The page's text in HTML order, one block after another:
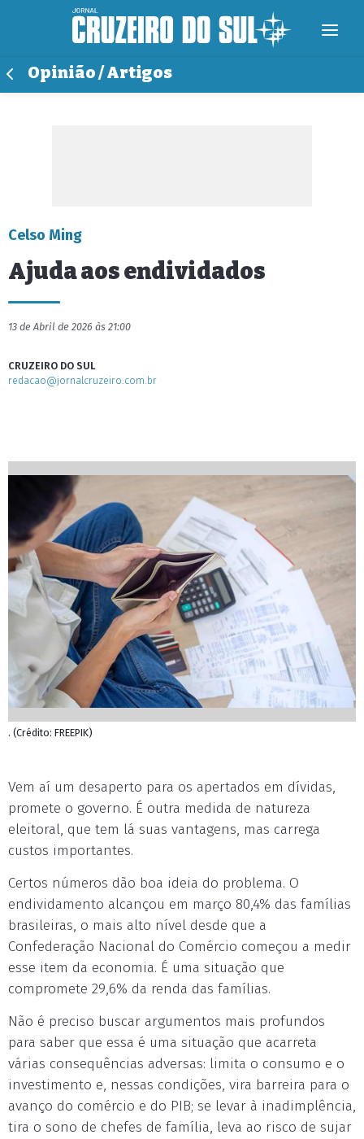
Opinião / Artigos
Celso Ming
Ajuda aos endividados
13 de Abril de 2026 às 21:00
CRUZEIRO DO SUL
redacao@jornalcruzeiro.com.br
. (Crédito: FREEPIK)
Vem aí um desaperto para os apertados em dívidas,
promete o governo. É outra medida de natureza
eleitoral, que tem lá suas vantagens, mas carrega
custos importantes.
Certos números dão boa ideia do problema. O
endividamento alcançou em março 80,4% das famílias
brasileiras, o mais alto nível desde que a
Confederação Nacional do Comércio começou a medir
esse item da economia. É uma situação que
compromete 29,6% da renda das famílias.
Não é preciso buscar argumentos mais profundos
para saber que essa é uma situação que acarreta
várias consequências adversas: limita o consumo e o
investimento e, nessas condições, vira barreira para o
avanço do comércio e do PIB; se levar à inadimplência,
tira o sono de chefes de família, leva ao risco de sujar